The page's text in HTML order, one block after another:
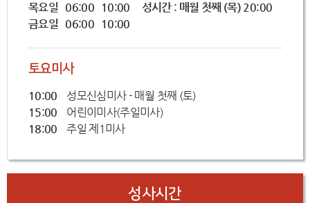
목요일 06:00 10:00
성시간 : 매월 첫째 (목) 20:00
금요일 06:00 10:00
토요미사
10:00
성모신심미사 - 매월 첫째 (토)
15:00
어린이미사(주일미사)
18:00
주일 제1미사
성사시간